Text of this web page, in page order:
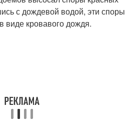
с дождевой водой, эти споры
виде кровавого дождя.